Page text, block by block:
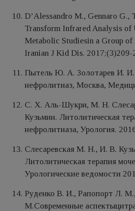
D’Alessandro M., Gennaro G.,
Transform Infrared Analysis
Metabolic Studiesin a Group
Iranian J Kid Dis. 2017;(3)209-
Пытель Ю. А. Золотарев И.
нефролитиаз, Москва,
С. Х. Аль-Шукри, М. Н.
Кузьмин. Литолитическая
нефролитиаза, Урология.
Слесаревская М. Н., И. В.
Литолитическая терапия
Урологические ведомости
Руденко В. И., Рапопорт Л.
М.Современные